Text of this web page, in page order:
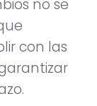
no se
con las